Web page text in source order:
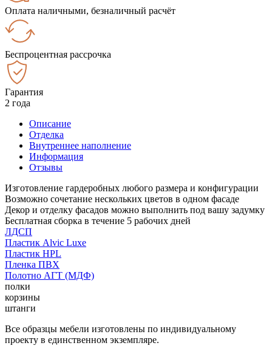
Оплата наличными, безналичный расчёт
Беспроцентная рассрочка
Гарантия
2 года
Описание
Отделка
Внутреннее наполнение
Информация
Отзывы
Изготовление гардеробных любого размера и конфигурации
Возможно сочетание нескольких цветов в одном фасаде
Декор и отделку фасадов можно выполнить под вашу задумку
Бесплатная сборка в течение 5 рабочих дней
ЛДСП
Пластик Alvic Luxe
Пластик HPL
Пленка ПВХ
Полотно АГТ (МДФ)
полки
корзины
штанги
Все образцы мебели изготовлены по индивидуальному
проекту в единственном экземпляре.